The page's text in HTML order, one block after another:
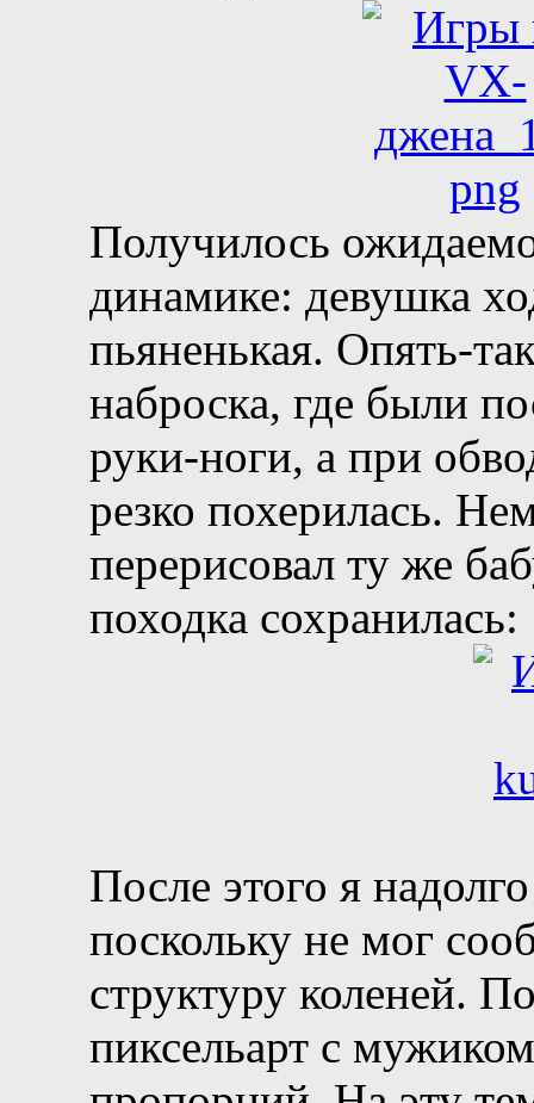
Получилось
динамике: девушка
пьяненькая. Опять-
наброска, где были
руки-ноги, а при
резко похерилась.
перерисовал ту же
походка сохранилась:
После этого я
поскольку не мог
структуру коленей.
пиксельарт с